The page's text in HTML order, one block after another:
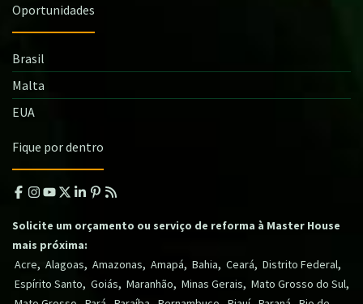
Oportunidades
Brasil
Malta
EUA
Fique por dentro
Solicite um orçamento ou serviço de reforma à Master House
mais próxima:
Acre, Alagoas, Amazonas, Amapá, Bahia, Ceará, Distrito Federal,
Espírito Santo, Goiás, Maranhão, Minas Gerais, Mato Grosso do Sul,